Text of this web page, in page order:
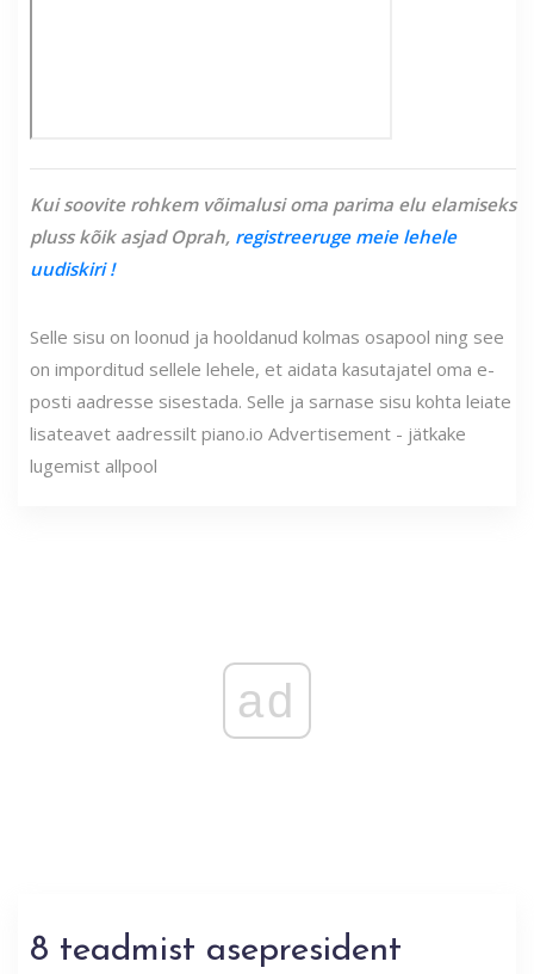
Kui soovite rohkem võimalusi oma parima elu elamiseks
pluss kõik asjad Oprah, registreeruge meie lehele
uudiskiri !
Selle sisu on loonud ja hooldanud kolmas osapool ning see
on imporditud sellele lehele, et aidata kasutajatel oma e-
posti aadresse sisestada. Selle ja sarnase sisu kohta leiate
lisateavet aadressilt piano.io Advertisement - jätkake
lugemist allpool
ad
8 teadmist asepresident